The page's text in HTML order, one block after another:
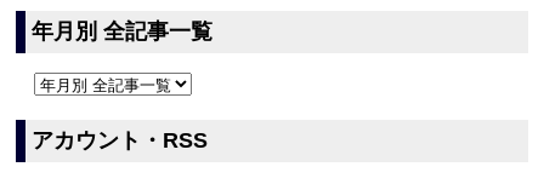
年月別 全記事一覧
アカウント・RSS